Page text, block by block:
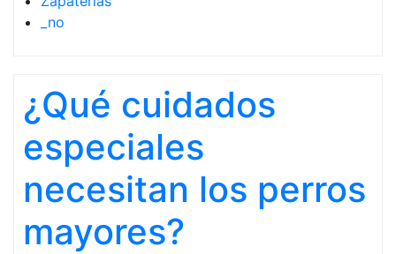
_no
¿Qué cuidados
especiales
necesitan los perros
mayores?